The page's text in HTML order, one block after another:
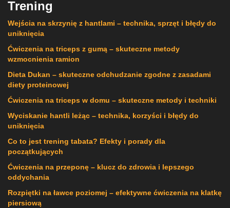
Trening
Wejścia na skrzynię z hantlami – technika, sprzęt i błędy do
uniknięcia
Ćwiczenia na triceps z gumą – skuteczne metody
wzmocnienia ramion
Dieta Dukan – skuteczne odchudzanie zgodne z zasadami
diety proteinowej
Ćwiczenia na triceps w domu – skuteczne metody i techniki
Wyciskanie hantli leżąc – technika, korzyści i błędy do
uniknięcia
Co to jest trening tabata? Efekty i porady dla
początkujących
Ćwiczenia na przeponę – klucz do zdrowia i lepszego
oddychania
Rozpiętki na ławce poziomej – efektywne ćwiczenia na klatkę
piersiową